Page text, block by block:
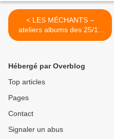
< LES MÉCHANTS –
ateliers albums des 25/11
et 2/12…l’année dernière !
Hébergé par Overblog
Top articles
Pages
Contact
Signaler un abus